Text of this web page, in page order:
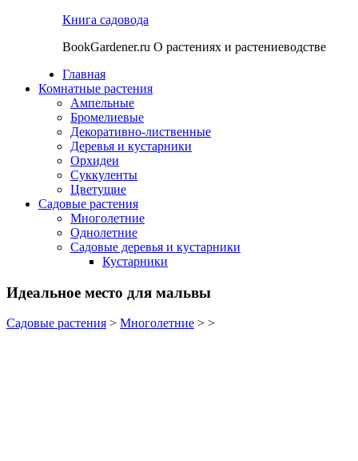
Книга садовода
BookGardener.ru О растениях и растениеводстве
Главная
Комнатные растения
Ампельные
Бромелиевые
Декоративно-лиственные
Деревья и кустарники
Орхидеи
Суккуленты
Цветущие
Садовые растения
Многолетние
Однолетние
Садовые деревья и кустарники
Кустарники
Идеальное место для мальвы
Садовые растения > Многолетние > >